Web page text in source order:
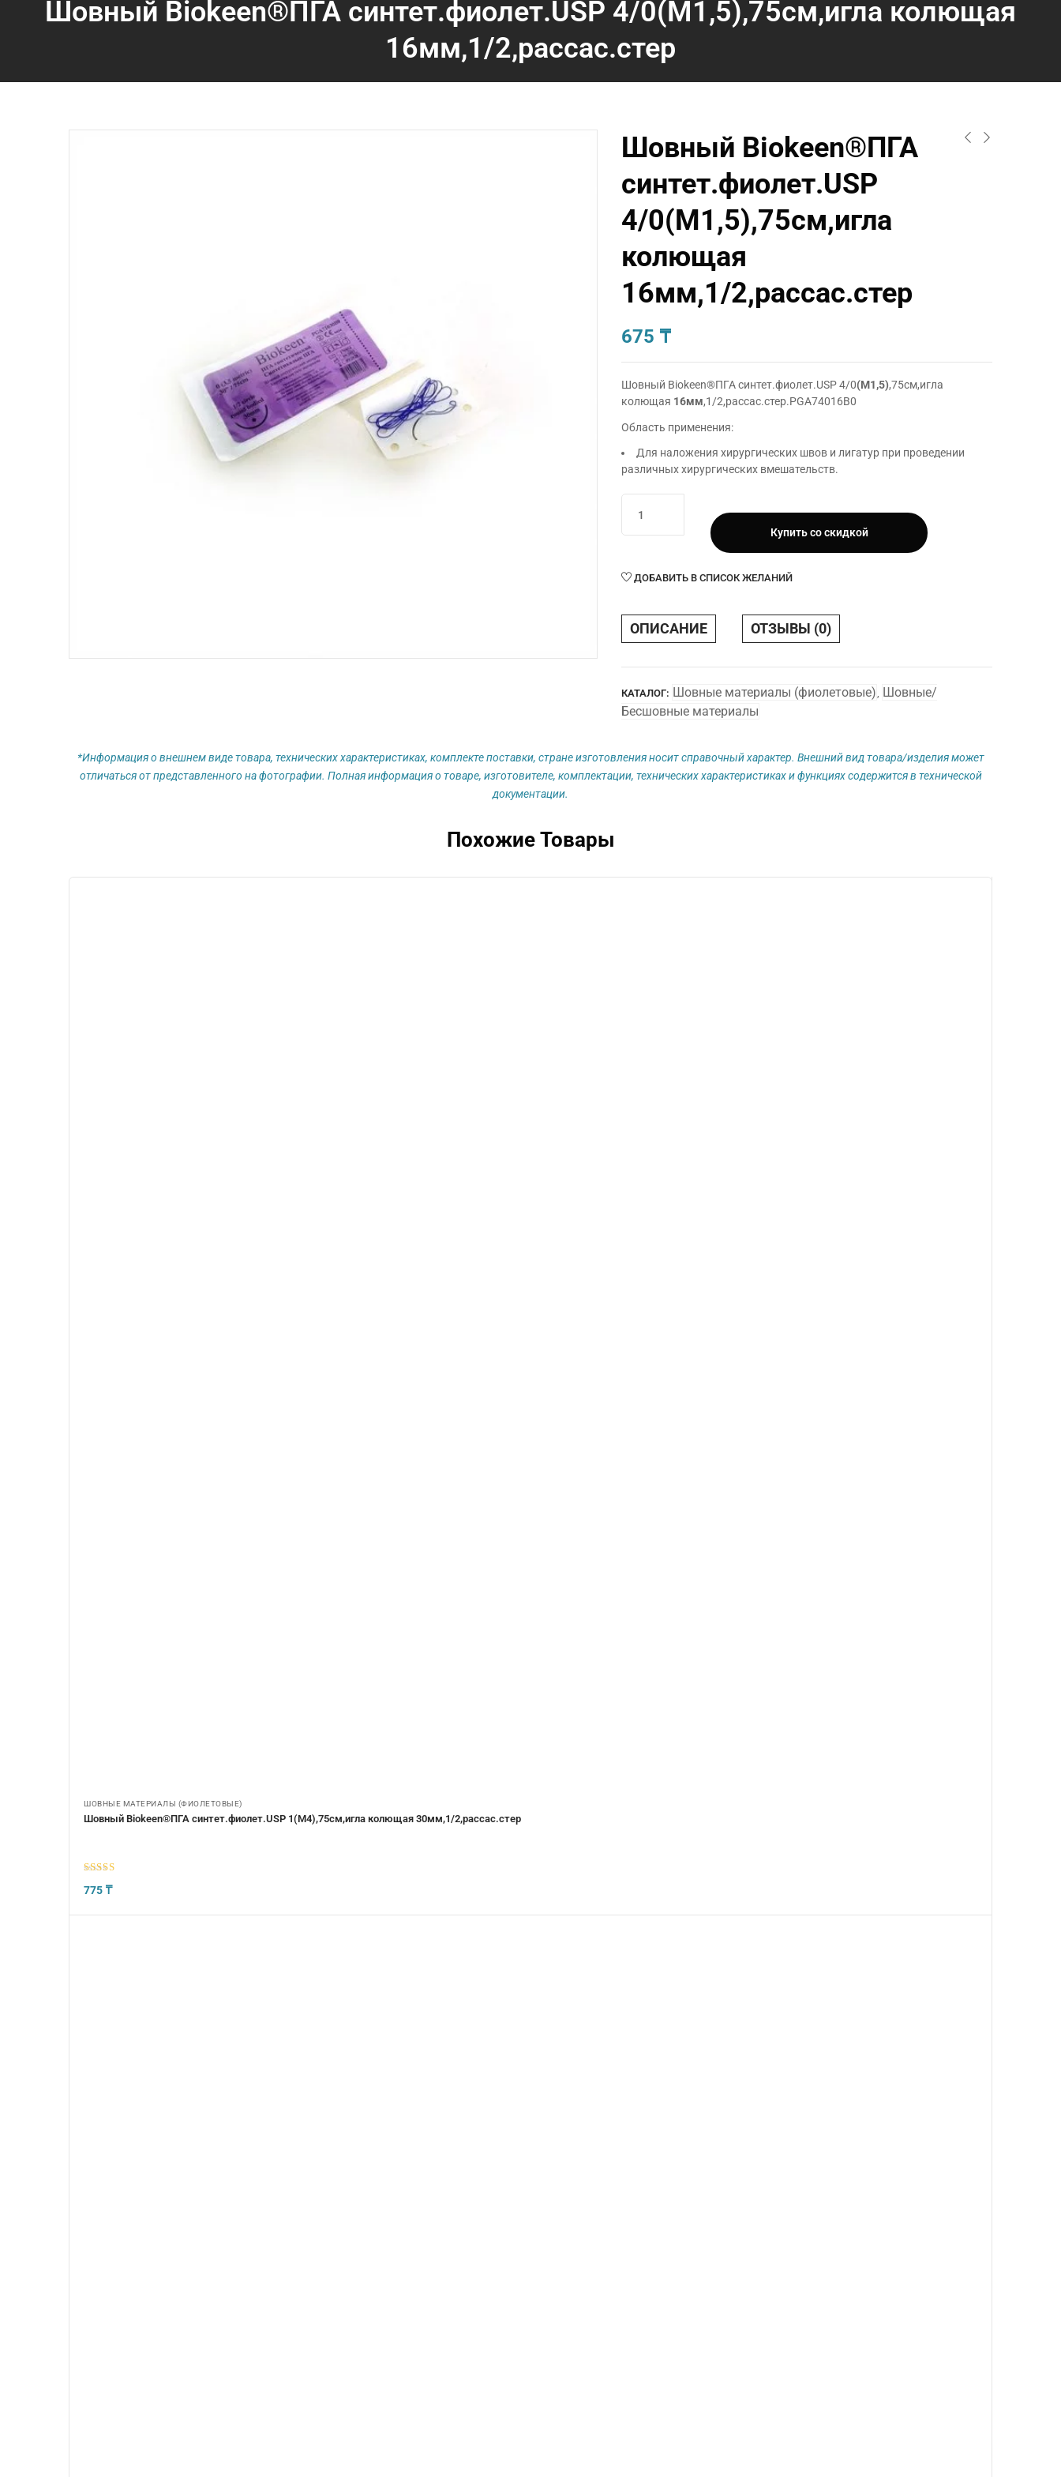
Шовный Biokeen®ПГА синтет.фиолет.USP 4/0(М1,5),75см,игла колющая
16мм,1/2,рассас.стер
Шовный Biokeen®ПГА
синтет.фиолет.USP
4/0(М1,5),75см,игла
колющая
16мм,1/2,рассас.стер
675 ₸
Шовный Biokeen®ПГА синтет.фиолет.USP 4/0(М1,5),75см,игла
колющая 16мм,1/2,рассас.стер.PGA74016B0
Область применения:
Для наложения хирургических швов и лигатур при проведении
различных хирургических вмешательств.
товара
Шовный
синтет.фиолет.USP
16мм,1/2,рассас.стер
Купить со скидкой
ДОБАВИТЬ В СПИСОК ЖЕЛАНИЙ
ОПИСАНИЕ ОТЗЫВЫ (0)
КАТАЛОГ: Шовные материалы (фиолетовые) Шовные/
Бесшовные материалы
*Информация о внешнем виде товара, технических характеристиках, комплекте поставки, стране изготовления носит справочный характер. Внешний вид товара/изделия может
отличаться от представленного на фотографии. Полная информация о товаре, изготовителе, комплектации, технических характеристиках и функциях содержится в технической
документации.
Похожие Товары
ШОВНЫЕ МАТЕРИАЛЫ (ФИОЛЕТОВЫЕ)
Шовный Biokeen®ПГА синтет.фиолет.USP 1(М4),75см,игла колющая 30мм,1/2,рассас.стер
из 5
775 ₸